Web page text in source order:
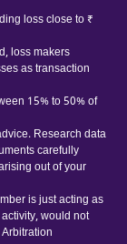
loss close to ₹
loss makers
as transaction
15% to 50% of
Research data
carefully
out of your
is just acting as
would not